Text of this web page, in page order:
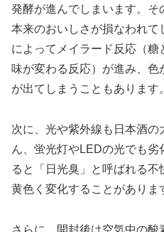
発酵が進んでしまいます。そ
本来のおいしさが損なわれ
によってメイラード反応（
味が変わる反応）が進み、色
が出てしまうこともあります。
次に、光や紫外線も日本酒
ん、蛍光灯やLEDの光でも
ると「日光臭」と呼ばれる
黄色く変化することがありま
さらに、開封後は空気中の